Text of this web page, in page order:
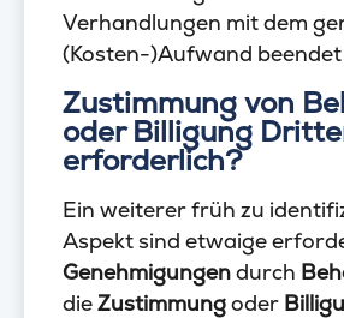
Verhandlungen mit dem
(Kosten-)Aufwand
Zustimmung von
oder Billigung
erforderlich?
Ein weiterer früh zu
Aspekt sind etwaige
Genehmigungendurch
dieZustimmungoder